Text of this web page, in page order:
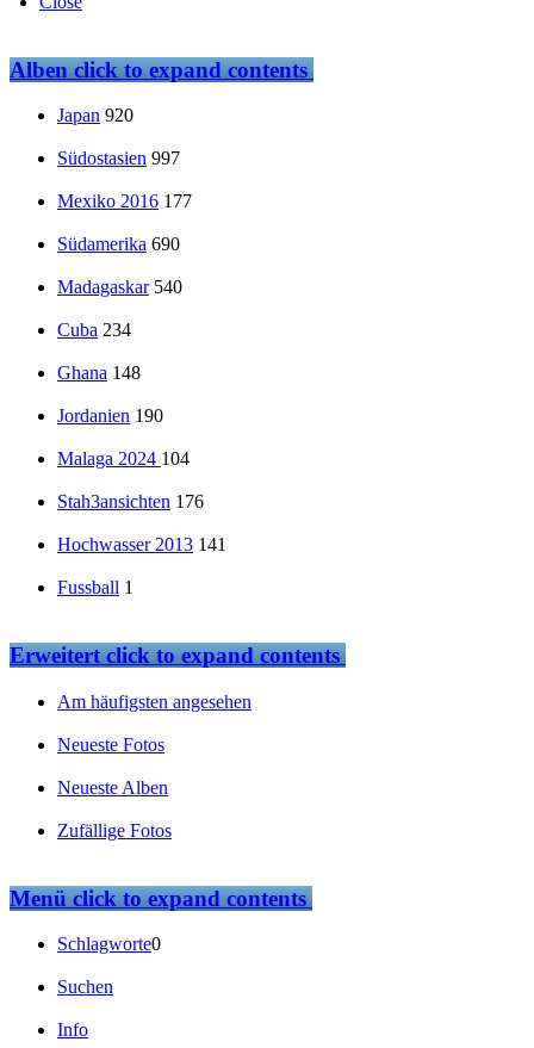
Albenclick to expand contents
Japan 920
Südostasien 997
Mexiko 2016 177
Südamerika 690
Madagaskar 540
Cuba 234
Ghana 148
Jordanien 190
Malaga 2024 104
Stah3ansichten 176
Hochwasser 2013 141
Fussball 1
Erweitertclick to expand contents
Am häufigsten angesehen
Neueste Fotos
Neueste Alben
Zufällige Fotos
Menüclick to expand contents
Schlagworte0
Suchen
Info